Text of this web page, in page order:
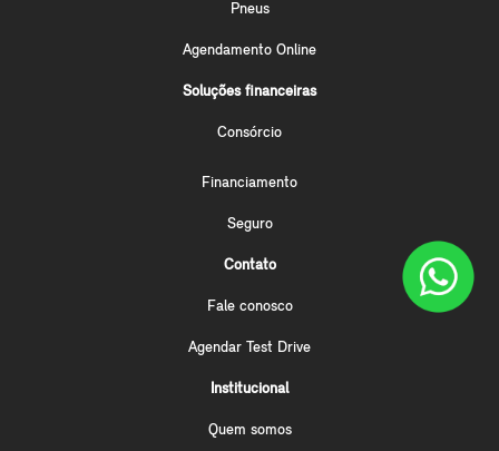
Pneus
Agendamento Online
Soluções financeiras
Consórcio
Financiamento
Seguro
Contato
Fale conosco
Agendar Test Drive
Institucional
Quem somos